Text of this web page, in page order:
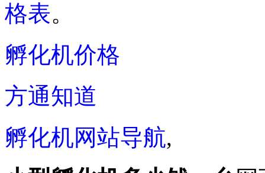
格表。
孵化机价格
方通知道
孵化机网站导航,